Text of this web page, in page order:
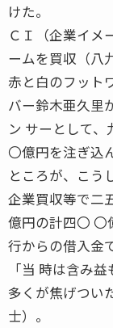
けた。
ＣＩ（企業イメ
ームを買収（八
赤と白のフット
バー鈴木亜久里
ン サーとして
〇億円を注ぎ込
ところが、こう
企業買収等で二
億円の計四〇 〇
行からの借入金
「当 時は含み
多くが焦げつい
士）。